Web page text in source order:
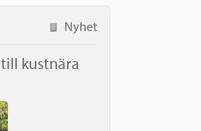
Nyhet
kustnära